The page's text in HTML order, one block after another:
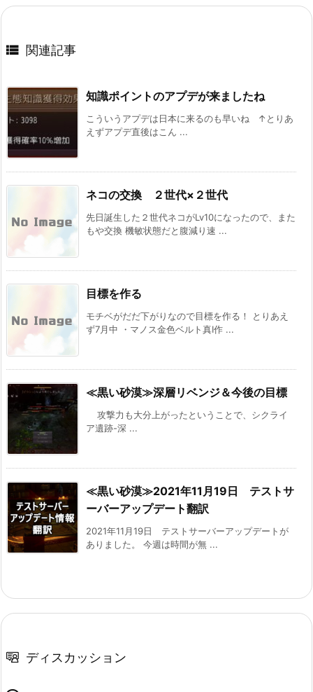
 関連記事
知識ポイントのアプデが来ましたね
こういうアプデは日本に来るのも早いね ↑とりあ
えずアプデ直後はこん ...
ネコの交換 ２世代×２世代
先日誕生した２世代ネコがLv10になったので、また
もや交換 機敏状態だと腹減り速 ...
目標を作る
モチベがだだ下がりなので目標を作る！ とりあえ
ず7月中 ・マノス金色ベルト真Ⅰ作 ...
≪黒い砂漠≫深層リベンジ＆今後の目標
攻撃力も大分上がったということで、シクライ
ア遺跡-深 ...
≪黒い砂漠≫2021年11月19日 テストサ
ーバーアップデート翻訳
2021年11月19日 テストサーバーアップデートが
ありました。 今週は時間が無 ...
ディスカッション